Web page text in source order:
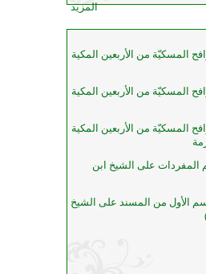
المزيد
المسكيّة من الأربعين المكية
المسكيّة من الأربعين المكية
المسكيّة من الأربعين المكية
على الشيخ ابن
الأول من المسند على الشيخ